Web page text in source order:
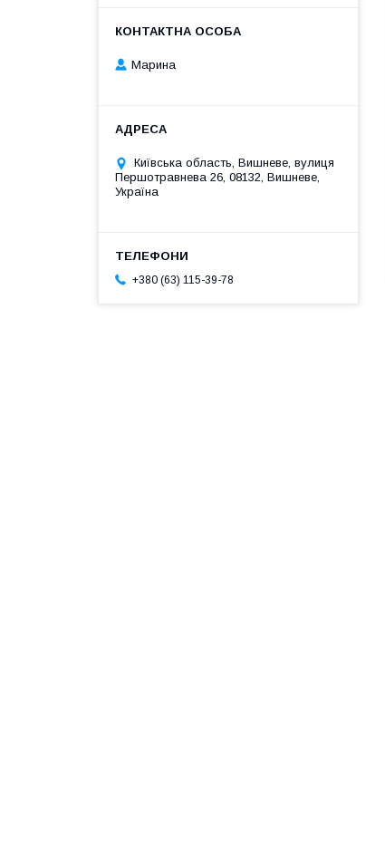
Марина
Київська область, Вишневе, вулиця
Першотравнева 26, 08132, Вишневе,
Україна
+380 (63) 115-39-78